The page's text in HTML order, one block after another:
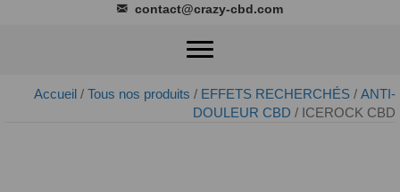
contact@crazy-cbd.com
Accueil / Tous nos produits / EFFETS RECHERCHÉS / ANTI-
DOULEUR CBD / ICEROCK CBD